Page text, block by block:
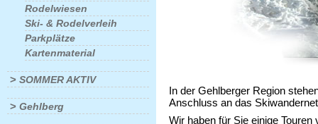
Rodelwiesen
Ski- & Rodelverleih
Parkplätze
Kartenmaterial
> SOMMER AKTIV
> Gehlberg
In der Gehlberger Region
Anschluss an das
Wir haben für Sie einige